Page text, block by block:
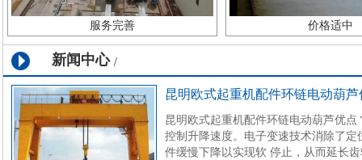
服务完善 价格适中
新闻中心 /
昆明欧式起重机配件环链电动葫
昆明欧式起重机配件环链电动葫芦优
控制升降速度。电子变速技术消除了
件缓慢下降以实现软 停止，从而延长